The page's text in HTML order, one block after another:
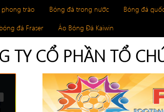
phong trào Bóng đá trong nước Bóng đá
đá Fraser Áo Bóng Đá Kaiwin
TY CỔ PHẦN TỔ